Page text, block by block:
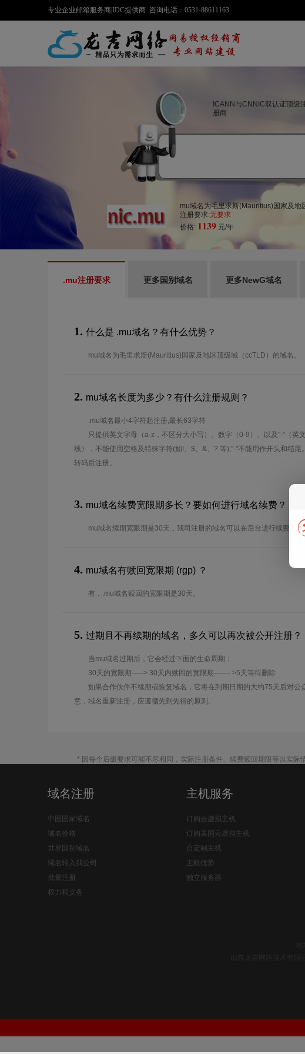
专业企业邮箱服务商|IDC提供商 咨询电话：0531-88611163
ICANN与CNNIC双认证顶级
册商
mu域名为毛里求斯(Mauritius)国家及地
注册要求:无要求
价格: 1139 元/年
.mu注册要求 更多国别域名 更多NewG域名
1. 什么是 .mu域名？有什么优势？
mu域名为毛里求斯(Mauritius)国家及地区顶级域（ccTLD）的域名。
2. mu域名长度为多少？有什么注册规则？
.mu域名最小4字符起注册,最长63字符
只提供英文字母（a-z，不区分大小写）、数字（0-9）、以及"-"（英
线），不能使用空格及特殊字符(如!、$、&、? 等),"-"不能用作开头和结尾
转码后注册。
3. mu域名续费宽限期多长？要如何进行域名续费？
mu域名续期宽限期是30天，我司注册的域名可以在后台进行续费生
4. mu域名有赎回宽限期 (rgp) ？
有，.mu域名赎回的宽限期是30天。
5. 过期且不再续期的域名，多久可以再次被公开注册？
当mu域名过期后，它会经过下面的生命周期：
30天的宽限期-----> 30天内赎回的宽限期------- >5天等待删除
如果合作伙伴不续期或恢复域名，它将在到期日期的大约75天后对公
意，域名重新注册，应遵循先到先得的原则。
* 因每个后缀要求可能不尽相同，实际注册条件、续费赎回期限等以实际
域名注册
中国国家域名
域名价格
世界国别域名
域名转入我公司
批量注册
权力和义务
主机服务
订购云虚拟主机
订购美国云虚拟主机
自定制主机
主机优势
独立服务器